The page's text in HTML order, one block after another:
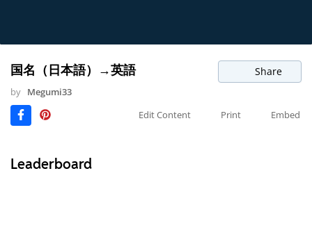
国名（日本語）→英語 Share
by Megumi33
Edit Content
Print Embed
Leaderboard